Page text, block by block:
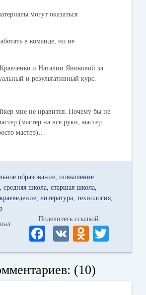
могут оказаться
в команде, но не
и Наталии Яниковой за
и результативный курс.
мне не нравится. Почему бы не
(мастер на все руки, мастер
мастер)…
образование повышение
средняя школа старшая школа
краеведение литература технология
Поделитесь ссылкой:
Fa
ce
bo
ok
V
K
O
dn
ok
la
wi
r
(10)